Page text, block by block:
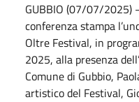
GUBBIO (07/07/2025)
conferenza stampa
Oltre Festival, in
2025, alla presenza
Comune di Gubbio,
artistico del Festival,